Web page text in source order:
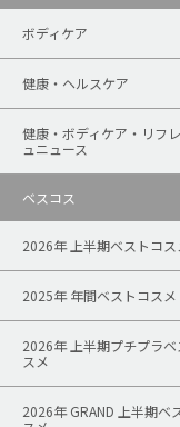
ボディケア
健康・ヘルスケア
健康・ボディケア・リフ
ュニュース
ベスコス
2026年 上半期ベストコス
2025年 年間ベストコスメ
2026年 上半期プチプラベ
スメ
2026年 GRAND 上半期ベ